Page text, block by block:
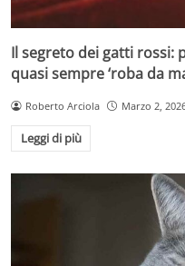
Il segreto dei gatti rossi:
quasi sempre ‘roba da
Roberto Arciola Marzo 2,
Leggi di più